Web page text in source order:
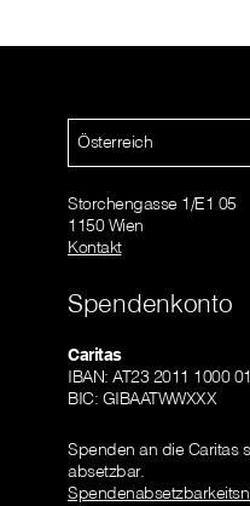
Österreich
Storchengasse 1/E1 05
1150 Wien
Kontakt
Spendenkonto
Caritas
IBAN: AT23 2011 1000
BIC: GIBAATWWXXX
Spenden an die Caritas
absetzbar.